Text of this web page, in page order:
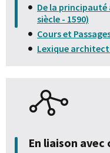
De la principauté
siècle - 1590)
Cours et
Lexique
En liaison